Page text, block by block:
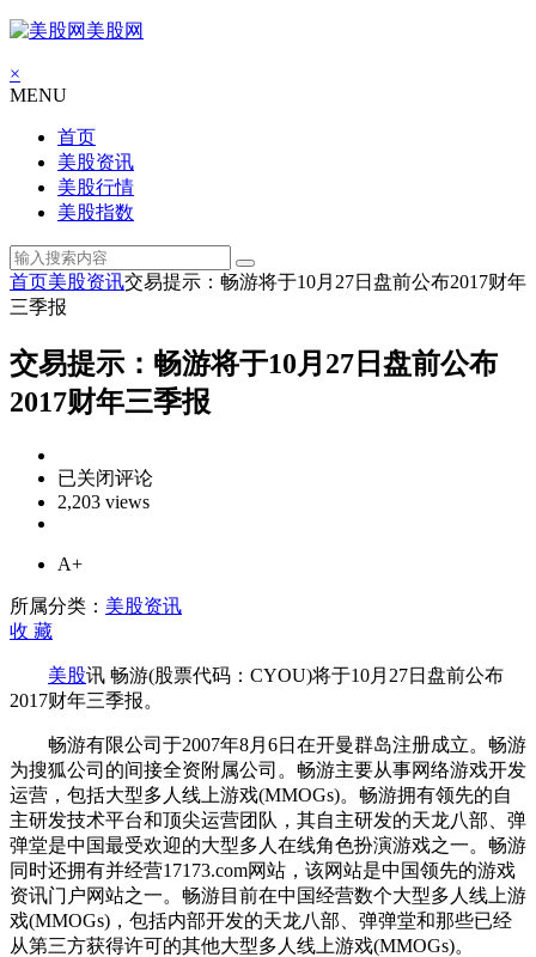
美股网
×
MENU
首页
美股资讯
美股行情
美股指数
首页美股资讯交易提示：畅游将于10月27日盘前公布2017财年
三季报
交易提示：畅游将于10月27日盘前公布
2017财年三季报
交
易
畅
游
10
月
日
盘
前
公
布
2017
财
年
三
已关闭评论
2,203 views
A+
所属分类： 美股资讯
收 藏
美股讯 畅游(股票代码：CYOU)将于10月27日盘前公布
2017财年三季报。
畅游有限公司于2007年8月6日在开曼群岛注册成立。畅游
为搜狐公司的间接全资附属公司。畅游主要从事网络游戏开发
运营，包括大型多人线上游戏(MMOGs)。畅游拥有领先的自
主研发技术平台和顶尖运营团队，其自主研发的天龙八部、弹
弹堂是中国最受欢迎的大型多人在线角色扮演游戏之一。畅游
同时还拥有并经营17173.com网站，该网站是中国领先的游戏
资讯门户网站之一。畅游目前在中国经营数个大型多人线上游
戏(MMOGs)，包括内部开发的天龙八部、弹弹堂和那些已经
从第三方获得许可的其他大型多人线上游戏(MMOGs)。